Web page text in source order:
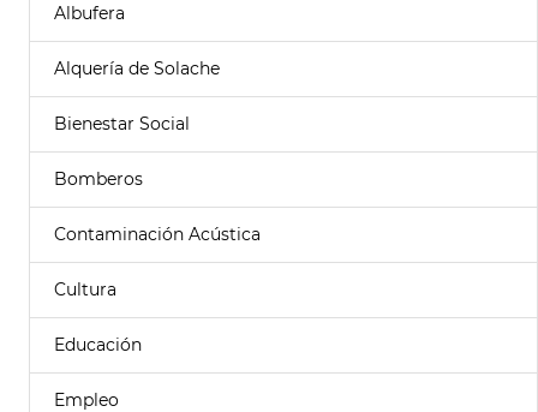
Albufera
Alquería de Solache
Bienestar Social
Bomberos
Contaminación Acústica
Cultura
Educación
Empleo